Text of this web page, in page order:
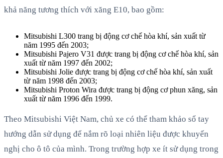
khả năng tương thích với xăng E10, bao gồm:
Mitsubishi L300 trang bị động cơ chế hòa khí, sản xuất từ
năm 1995 đến 2003;
Mitsubishi Pajero V31 được trang bị động cơ chế hòa khí, sản
xuất từ năm 1997 đến 2002;
Mitsubishi Jolie được trang bị động cơ chế hòa khí, sản xuất
từ năm 1998 đến 2003;
Mitsubishi Proton Wira được trang bị động cơ phun xăng, sản
xuất từ năm 1996 đến 1999.
Theo Mitsubishi Việt Nam, chủ xe có thể tham khảo sổ tay
hướng dẫn sử dụng để nắm rõ loại nhiên liệu được khuyến
nghị cho ô tô của mình. Trong trường hợp xe ít sử dụng trong